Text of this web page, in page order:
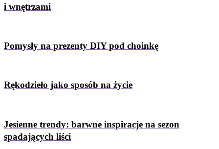
i wnętrzami
Pomysły na prezenty DIY pod choinkę
Rękodzieło jako sposób na życie
Jesienne trendy: barwne inspiracje na sezon
spadających liści